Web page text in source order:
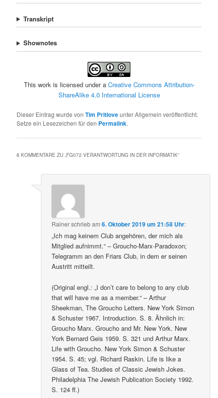
Transkript
Shownotes
This work is licensed under a Creative Commons Attribution-
ShareAlike 4.0 International License
Dieser Eintrag wurde vonTim Pritloveunter Allgemein veröffentlicht.
Setze ein Lesezeichen für den Permalink.
8 KOMMENTARE ZU „FG072 VERANTWORTUNG IN DER INFORMATIK“
Rainerschriebam6. Oktober 2019 um 21:58 Uhr:
„Ich mag keinem Club angehören, der mich als
Mitglied aufnimmt.“ – Groucho-Marx-Paradoxon;
Telegramm an den Friars Club, in dem er seinen
Austritt mitteilt.
(Original engl.: „I don’t care to belong to any club
that will have me as a member.“ – Arthur
Sheekman, The Groucho Letters. New York Simon
& Schuster 1967. Introduction. S. 8. Ähnlich in:
Groucho Marx. Groucho and Mr. New York. New
York Bernard Geis 1959. S. 321 und Arthur Marx.
Life with Groucho. New York Simon & Schuster
1954. S. 45; vgl. Richard Raskin. Life is like a
Glass of Tea. Studies of Classic Jewish Jokes.
Philadelphia The Jewish Publication Society 1992.
S. 124 ff.)